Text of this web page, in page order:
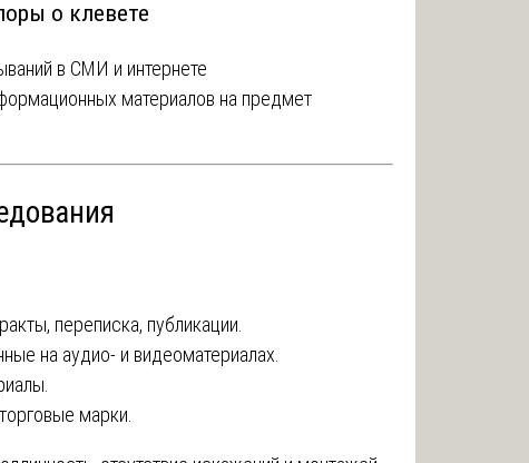
о клевете
в СМИ и интернете
материалов на предмет
переписка, публикации.
на аудио- и видеоматериалах.
марки.